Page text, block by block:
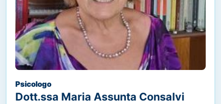
Psicologo
Dott.ssa Maria Assunta Consalvi